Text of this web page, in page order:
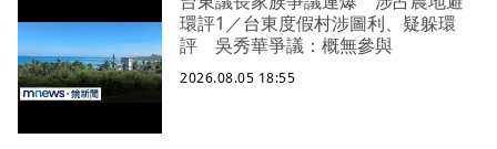
環評1／台東度假村涉圖利、疑躲環
評 吳秀華爭議：概無參與
2026.08.05 18:55